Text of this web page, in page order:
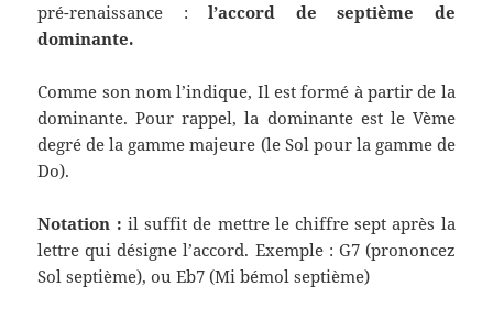
pré-renaissance :l’accord de septième de
dominante.
Comme son nom l’indique, Il est formé à partir de la
dominante. Pour rappel, la dominante est le Vème
degré de la gamme majeure (le Sol pour la gamme de
Do).
Notation : il suffit de mettre le chiffre sept après la
lettre qui désigne l’accord. Exemple : G7 (prononcez
Sol septième), ou Eb7 (Mi bémol septième)